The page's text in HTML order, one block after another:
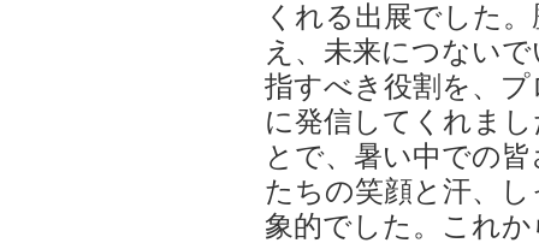
くれる出展でした
え、未来につない
指すべき役割を、
に発信してくれま
とで、暑い中での
たちの笑顔と汗、
象的でした。これ